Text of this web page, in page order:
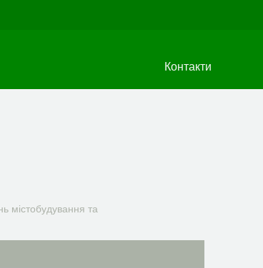
Контакти
містобудування та